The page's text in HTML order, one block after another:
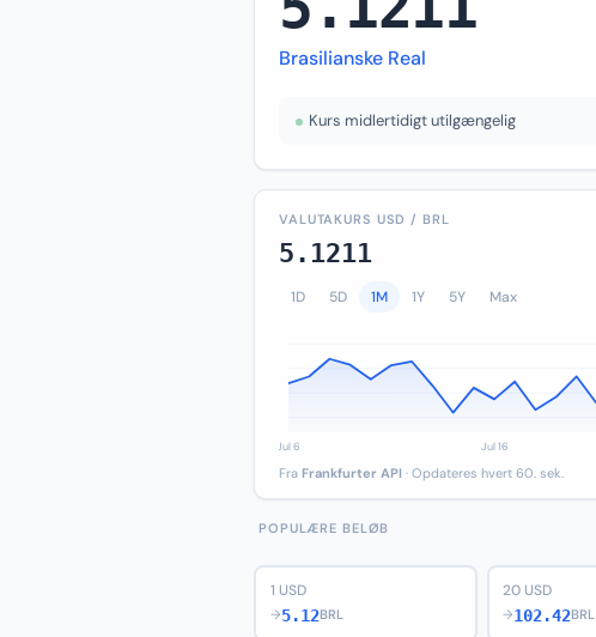
Brasilianske Real
Kurs midlertidigt utilgængelig
VALUTAKURS USD / BRL
5.1211
1D 5D 1M 1Y 5Y Max
Fra Frankfurter API · Opdateres hvert 60. sek.
POPULÆRE BELØB
1 USD
→5.12BRL
20 USD
→102.42BRL